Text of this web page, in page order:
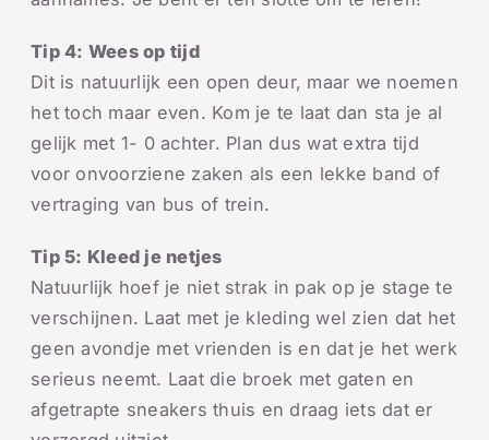
Tip 4: Wees op tijd
Dit is natuurlijk een open deur, maar we noemen
het toch maar even. Kom je te laat dan sta je al
gelijk met 1- 0 achter. Plan dus wat extra tijd
voor onvoorziene zaken als een lekke band of
vertraging van bus of trein.
Tip 5: Kleed je netjes
Natuurlijk hoef je niet strak in pak op je stage te
verschijnen. Laat met je kleding wel zien dat het
geen avondje met vrienden is en dat je het werk
serieus neemt. Laat die broek met gaten en
afgetrapte sneakers thuis en draag iets dat er